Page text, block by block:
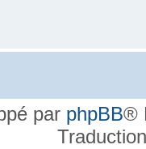
par phpBB®